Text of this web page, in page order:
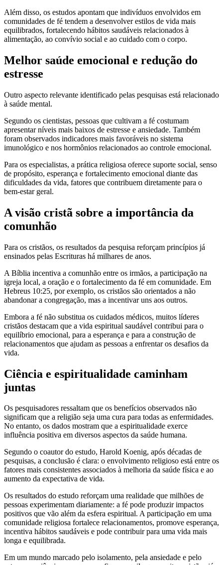
Além disso, os estudos apontam que indivíduos envolvidos em
comunidades de fé tendem a desenvolver estilos de vida mais
equilibrados, fortalecendo hábitos saudáveis relacionados à
alimentação, ao convívio social e ao cuidado com o corpo.
Melhor saúde emocional e redução do
estresse
Outro aspecto relevante identificado pelas pesquisas está relacionado
à saúde mental.
Segundo os cientistas, pessoas que cultivam a fé costumam
apresentar níveis mais baixos de estresse e ansiedade. Também
foram observados indicadores mais favoráveis no sistema
imunológico e nos hormônios relacionados ao controle emocional.
Para os especialistas, a prática religiosa oferece suporte social, senso
de propósito, esperança e fortalecimento emocional diante das
dificuldades da vida, fatores que contribuem diretamente para o
bem-estar geral.
A visão cristã sobre a importância da
comunhão
Para os cristãos, os resultados da pesquisa reforçam princípios já
ensinados pelas Escrituras há milhares de anos.
A Bíblia incentiva a comunhão entre os irmãos, a participação na
igreja local, a oração e o fortalecimento da fé em comunidade. Em
Hebreus 10:25, por exemplo, os cristãos são orientados a não
abandonar a congregação, mas a incentivar uns aos outros.
Embora a fé não substitua os cuidados médicos, muitos líderes
cristãos destacam que a vida espiritual saudável contribui para o
equilíbrio emocional, para a esperança e para a construção de
relacionamentos que ajudam as pessoas a enfrentar os desafios da
vida.
Ciência e espiritualidade caminham
juntas
Os pesquisadores ressaltam que os benefícios observados não
significam que a religião seja uma cura para todas as enfermidades.
No entanto, os dados mostram que a espiritualidade exerce
influência positiva em diversos aspectos da saúde humana.
Segundo o coautor do estudo, Harold Koenig, após décadas de
pesquisas, a conclusão é clara: o envolvimento religioso está entre os
fatores mais consistentes associados à melhoria da saúde física e ao
aumento da expectativa de vida.
Os resultados do estudo reforçam uma realidade que milhões de
pessoas experimentam diariamente: a fé pode produzir impactos
positivos que vão além da esfera espiritual. A participação em uma
comunidade religiosa fortalece relacionamentos, promove esperança,
incentiva hábitos saudáveis e pode contribuir para uma vida mais
longa e equilibrada.
Em um mundo marcado pelo isolamento, pela ansiedade e pelo